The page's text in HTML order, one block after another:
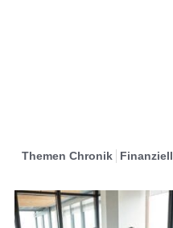
Themen Chronik Finanziell